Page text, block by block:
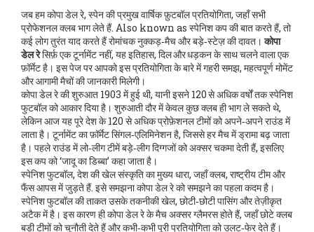
जब हमकोपा डेल रे, स्पेन की प्रमुख वार्षिक फ़ुटबॉल प्रतियोगिता, जहाँ सभी
प्रोफेशनल क्लब भाग लेते हैं. Also known as स्पेनिश कपकी बात करते हैं, तो
कई लोग तुरंत याद करते हैं रोमांचक नुक्कड़‑मैच और बड़े‑स्टेज़ की दावत।कोपा
डेल रेसिर्फ़ एक टूर्नामेंट नहीं, यह इतिहास, दिल और धड़कन के साथ चलने वाला एक
फ़ॉर्मेट है। इस पेज पर आपको इस प्रतियोगिता के बारे में गहरी समझ, महत्वपूर्ण मोमेंट
और आगामी मैचों की जानकारी मिलेगी।
कोपा डेल रे की शुरुआत 1903 में हुई थी, यानी इसने 120 से अधिक वर्षों तक स्पेनिश
फुटबॉल को आकार दिया है। शुरुआती दौर में केवल कुछ क्लब ही भाग ले सकते थे,
लेकिन आज यह पूरे देश के 120 से अधिक प्रोफ़ेशनल टीमों को अपने‑अपने राउंड में
लाता है। टूर्नामेंट का फ़ॉर्मेट सिंगल‑एलिमिनेशन है, जिससे हर मैच में ड्रामा बढ़ जाता
है। पहले राउंड में लो‑लीग टीमें बड़े‑लीग दिग्गजों को अक्सर चकमा देती हैं, इसलिए
इस कप को ‘जादू का डिब्बा’ कहा जाता है।
स्पेनिश फुटबॉल, देश की खेल संस्कृति का मुख्य धारा, जहाँ क्लब, राष्ट्रीय टीम और
फैंस आपस में जुड़ते हैं. इसे समझना कोपा डेल रे को समझने का पहला कदम है।
स्पेनिश फुटबॉल की ताकत उसके तकनीकी खेल, छोटी‑छोटी पासिंग और तेज़ीकृत
अटैक में है। इस कारण ही कोपा डेल रे के मैच अक्सर ग्लैमरस होते हैं, जहाँ छोटे क्लब
बड़ी टीमों को चुनौती देते हैं और कभी‑कभी पूरी प्रतियोगिता को उलट‑फेर देते हैं।